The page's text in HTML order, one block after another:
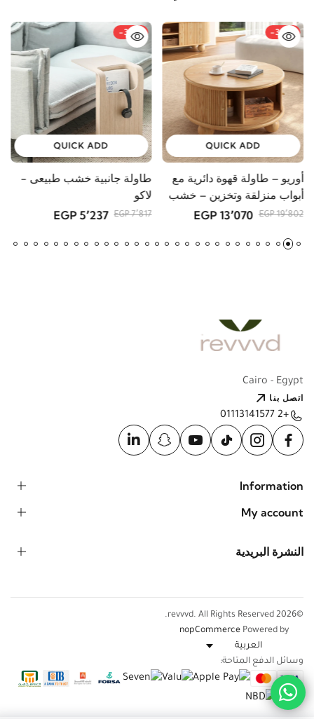
-34%
QUICK ADD
أوريو – طاولة قهوة دائرية مع
أبواب منزلقة وتخزين – خشب
طبيعي
19٬802 EGP 13٬070 EGP
-33%
QUICK ADD
طاولة جانبية خشب طبيعى -
لاكو
7٬817 EGP 5٬237 EGP
Cairo - Egypt
اتصل بنا
+2 01113141577
Information
My account
النشرة البريدية
©2026 revvvd. All Rights Reserved.
Powered by
nopCommerce
وسائل الدفع المتاحة: